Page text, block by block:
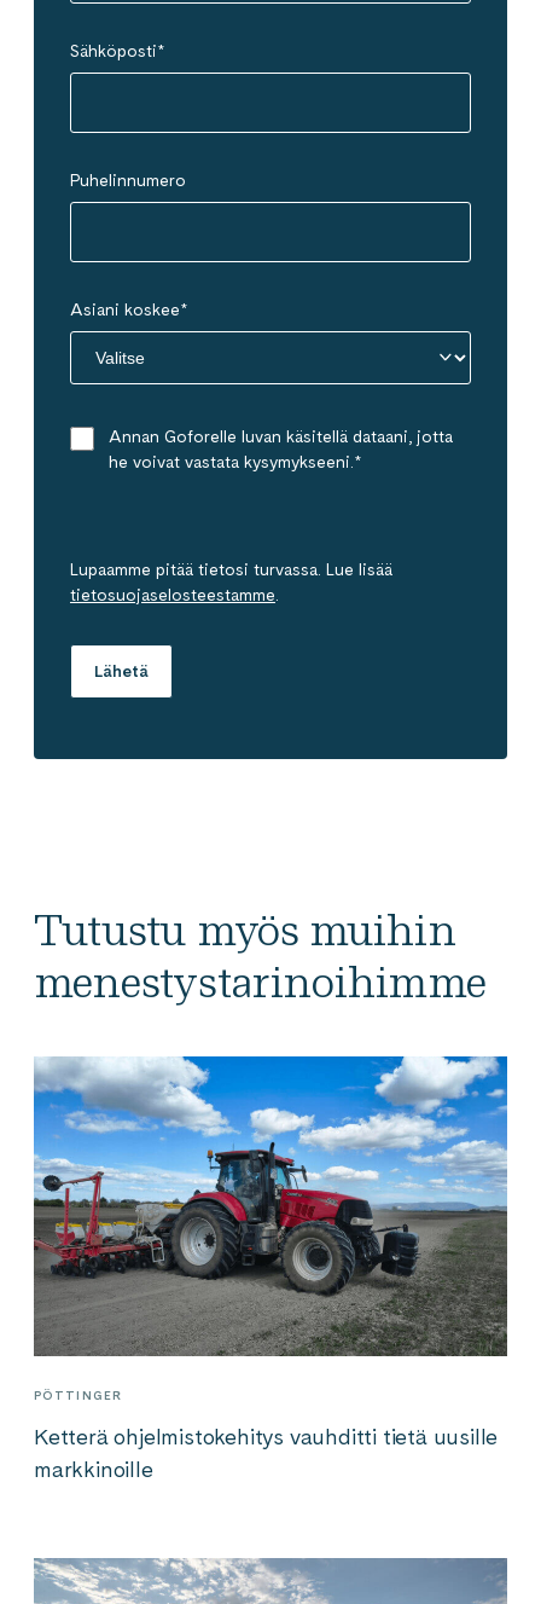
Sähköposti*
Puhelinnumero
Asiani koskee*
Annan Goforelle luvan käsitellä dataani, jotta
he voivat vastata kysymykseeni. *
Lupaamme pitää tietosi turvassa. Lue lisää
tietosuojaselosteestamme
Tutustu myös muihin
menestystarinoihimme
PÖTTINGER
Ketterä ohjelmistokehitys vauhditti tietä uusille
markkinoille